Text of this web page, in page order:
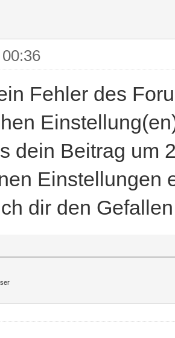
Fehler des
dein Beitrag um
Einstellungen
dir den